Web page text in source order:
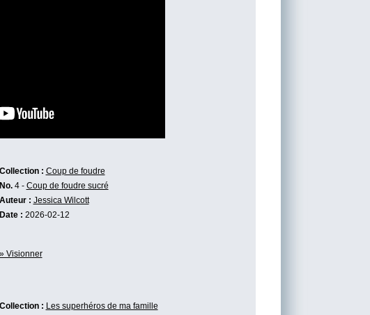
Collection : Coup de foudre
No.4 - Coup de foudre sucré
Auteur : Jessica Wilcott
Date : 2026-02-12
» Visionner
Collection : Les superhéros de ma famille